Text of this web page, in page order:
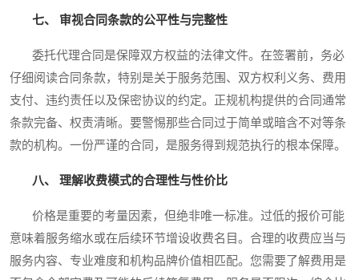
七、 审视合同条款的公平性与完整性
委托代理合同是保障双方权益的法律文件。在签署前，务必
仔细阅读合同条款，特别是关于服务范围、双方权利义务、费用
支付、违约责任以及保密协议的约定。正规机构提供的合同通常
条款完备、权责清晰。要警惕那些合同过于简单或暗含不对等条
款的机构。一份严谨的合同，是服务得到规范执行的根本保障。
八、 理解收费模式的合理性与性价比
价格是重要的考量因素，但绝非唯一标准。过低的报价可能
意味着服务缩水或在后续环节增设收费名目。合理的收费应当与
服务内容、专业难度和机构品牌价值相匹配。您需要了解费用是